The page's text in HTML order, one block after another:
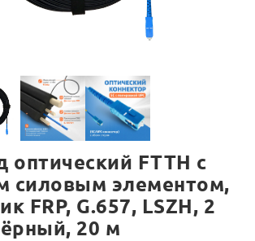
оптический FTTH с
силовым элементом,
FRP, G.657, LSZH, 2
20 м